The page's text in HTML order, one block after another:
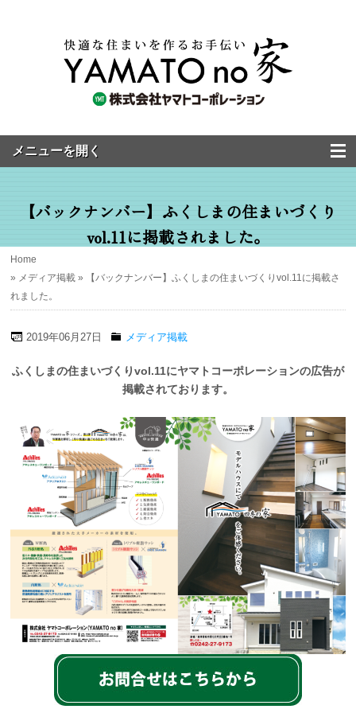
【バックナンバー】ふくしまの住まいづくり
vol.11に掲載されました。
Home
» メディア掲載 » 【バックナンバー】ふくしまの住まいづくりvol.11に掲載さ
れました。
2019年06月27日 メディア掲載
ふくしまの住まいづくりvol.11にヤマトコーポレーションの広告が
掲載されております。